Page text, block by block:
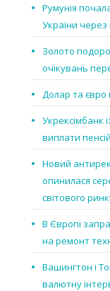
Румунія
України
Золото
очікувань
Долар та
Укрексімбанк
виплати
Новий
опинилася
світового
В Європі
на ремонт
Вашингтон і
валютну